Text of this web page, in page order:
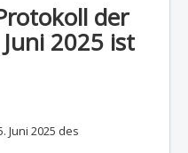
der
2025 ist
Juni 2025 des